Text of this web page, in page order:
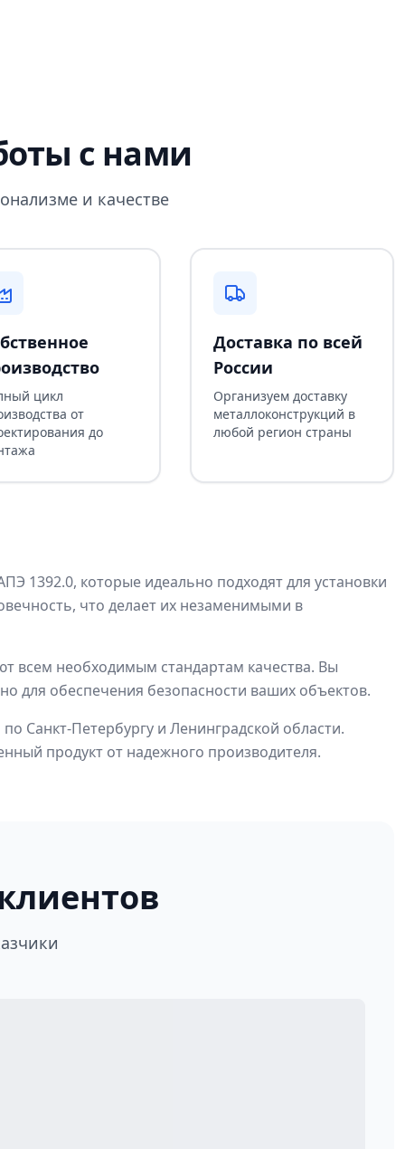
с нами
и качестве
цикл
от
до
Доставка по всей
России
Организуем доставку
металлоконструкций в
любой регион страны
1392.0, которые идеально подходят для установки
что делает их незаменимыми в
всем необходимым стандартам качества. Вы
для обеспечения безопасности ваших объектов.
Санкт-Петербургу и Ленинградской области.
продукт от надежного производителя.